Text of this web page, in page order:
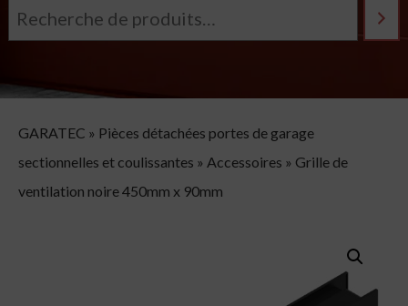
GARATEC » Pièces détachées portes de garage
sectionnelles et coulissantes » Accessoires » Grille de
ventilation noire 450mm x 90mm